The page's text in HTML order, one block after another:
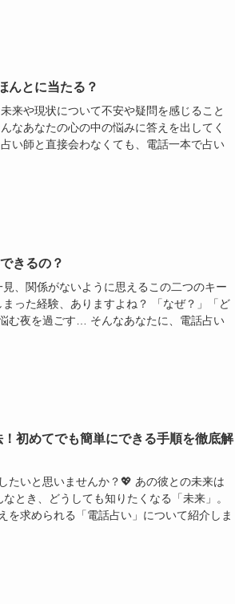
んとに当たる？
来や現状について不安や疑問を感じること
なあなたの心の中の悩みに答えを出してく
い師と直接会わなくても、電話一本で占い
きるの？
、関係がないように思えるこの二つのキー
った経験、ありますよね？ 「なぜ？」「ど
む夜を過ごす… そんなあなたに、電話占い
初めてでも簡単にできる手順を徹底解
たいと思いませんか？💖 あの彼との未来は
とき、どうしても知りたくなる「未来」。
を求められる「電話占い」について紹介しま